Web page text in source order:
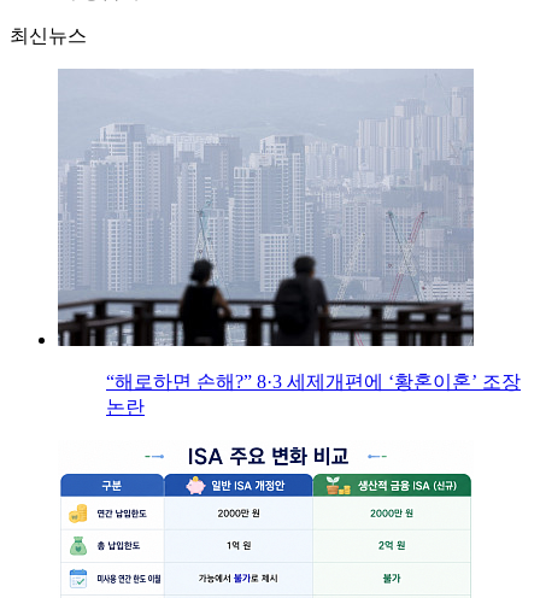
최신뉴스
“해로하면 손해?” 8·3 세제개편에 ‘황혼이혼’ 조장
논란